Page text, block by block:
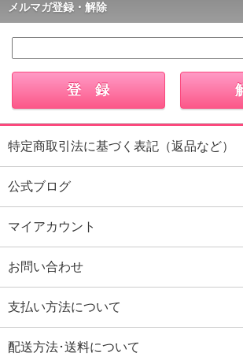
メルマガ登録・解除
特定商取引法に基づく表記（返品など）
公式ブログ
マイアカウント
お問い合わせ
支払い方法について
配送方法･送料について